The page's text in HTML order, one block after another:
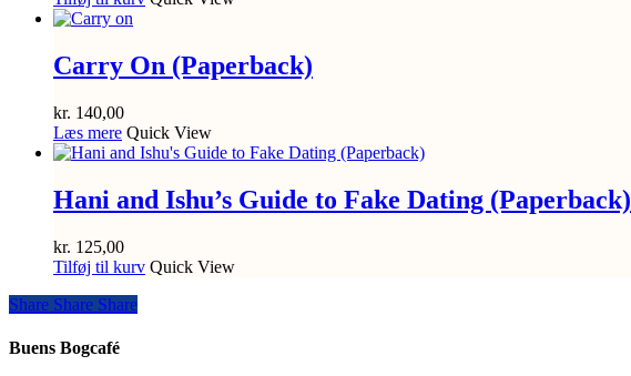
Carry On (Paperback)
kr. 140,00
Læs mere Quick View
Hani and Ishu’s Guide to Fake Dating (Paperback)
kr. 125,00
Tilføj til kurv Quick View
Share
Share Share Share
Buens Bogcafé